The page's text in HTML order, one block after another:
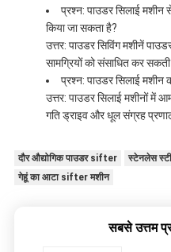
प्रश्न: पाउडर सिलाई मशीन
किया जा सकता है?
उत्तर: पाउडर सिविंग मशीनें
सामग्रियों को संसाधित कर
प्रश्न: पाउडर सिलाई मशीन
उत्तर: पाउडर सिलाई मशीनों में
गति ड्राइव और धूल संग्रह
दौर औद्योगिक पाउडर sifter
स्टेनलेस
गेहूं का आटा sifter मशीन
सबसे उत्तम